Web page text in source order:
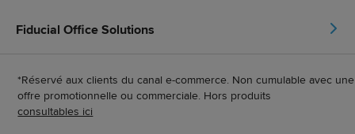
Fiducial Office Solutions
*Réservé aux clients du canal e-commerce. Non cumulable avec une
offre promotionnelle ou commerciale. Hors produits
consultables ici